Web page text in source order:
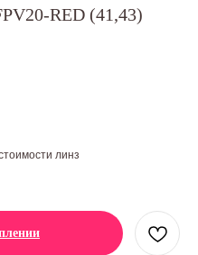
RED (41,43)
линз